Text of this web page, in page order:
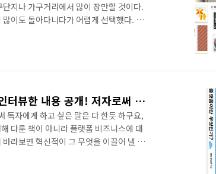
지나 가구거리에서 많이 장만할 것이다.
이도 돌아다니다가 어렵게 선택했다. 5년
리도 플랫폼이라는 사실이다. 가구 대리
스와 너무나도 닮아 있다. 우선 아현 가구
플랫폼이란 무엇인가? 저자로써 더피알과 인터뷰한 내용 공개! 저자로써 독자에게 하고 싶은 말은 다 한듯 합니다!
독자에게 하고 싶은 말은 다 한듯 하구요,
다룬 책이 아니라 플랫폼 비즈니스에 대
라보면 혁신적이 그 무엇을 이끌어 낼 수
돌파구를 찾게 될지도 모를 일입니다. 다